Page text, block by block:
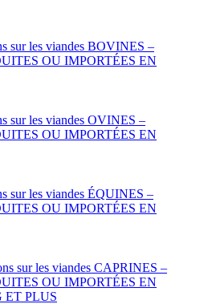
sur les viandes BOVINES –
OU IMPORTÉES EN
sur les viandes OVINES –
OU IMPORTÉES EN
sur les viandes ÉQUINES –
OU IMPORTÉES EN
sur les viandes CAPRINES –
OU IMPORTÉES EN
ET PLUS